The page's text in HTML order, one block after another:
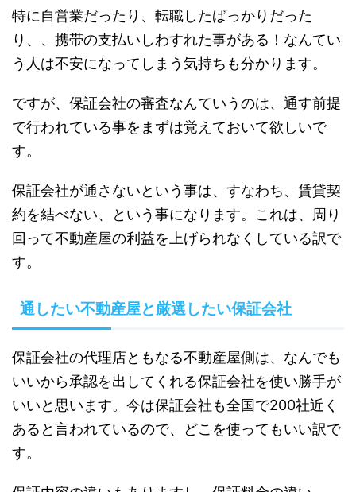
特に自営業だったり、転職したばっかりだった
り、、携帯の支払いしわすれた事がある！なんてい
う人は不安になってしまう気持ちも分かります。
ですが、保証会社の審査なんていうのは、通す前提
で行われている事をまずは覚えておいて欲しいで
す。
保証会社が通さないという事は、すなわち、賃貸契
約を結べない、という事になります。これは、周り
回って不動産屋の利益を上げられなくしている訳で
す。
通したい不動産屋と厳選したい保証会社
保証会社の代理店ともなる不動産屋側は、なんでも
いいから承認を出してくれる保証会社を使い勝手が
いいと思います。今は保証会社も全国で200社近く
あると言われているので、どこを使ってもいい訳で
す。